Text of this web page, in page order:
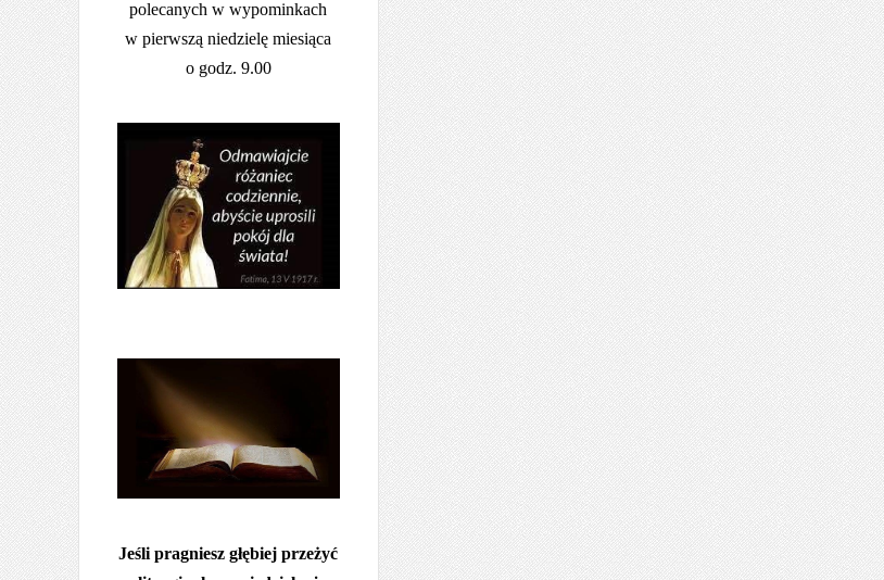
polecanych w wypominkach
w pierwszą niedzielę miesiąca
o godz. 9.00
Jeśli pragniesz głębiej przeżyć